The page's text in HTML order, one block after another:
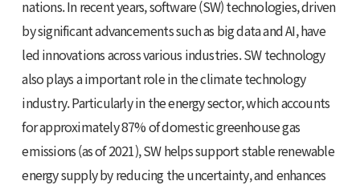
nations. In recent years, software (SW) technologies, driven
by significant advancements such as big data and AI, have
led innovations across various industries. SW technology
also plays a important role in the climate technology
industry. Particularly in the energy sector, which accounts
for approximately 87% of domestic greenhouse gas
emissions (as of 2021), SW helps support stable renewable
energy supply by reducing the uncertainty, and enhances